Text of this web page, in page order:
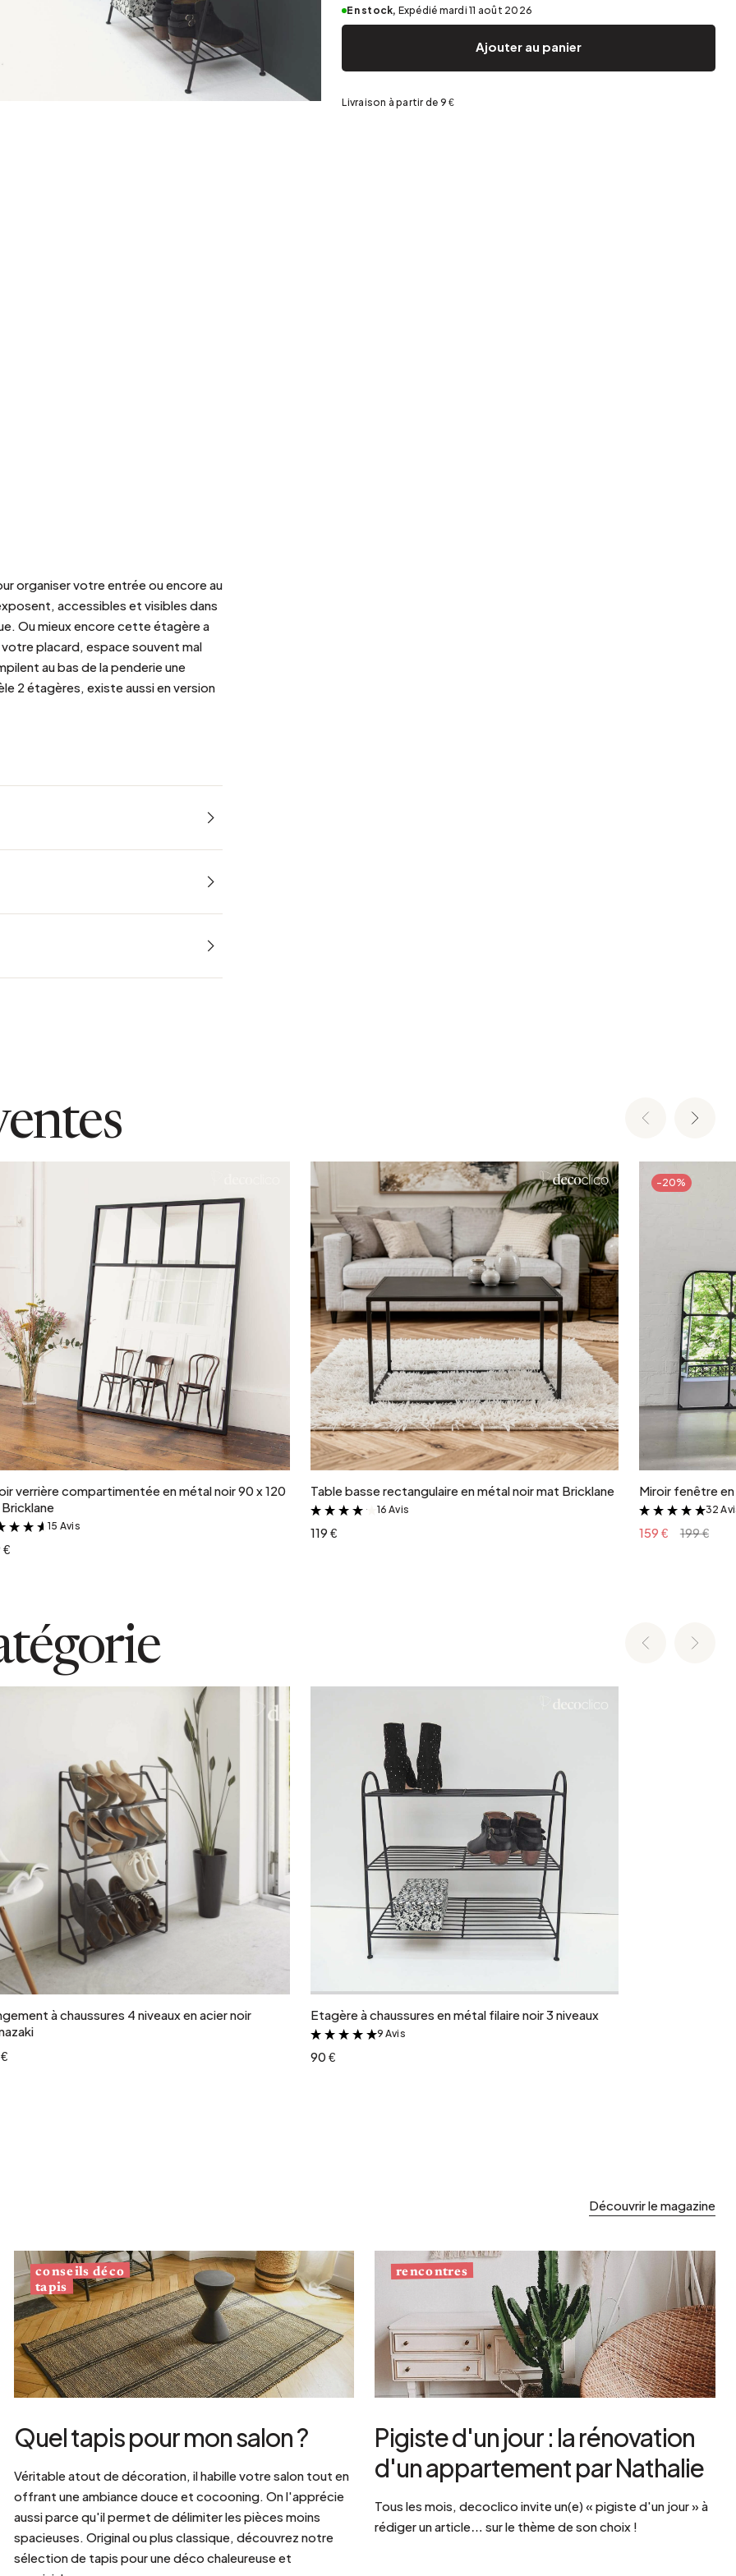
Jardin et terrasse
Argenté
Rangement de printemps
En stock, Expédié mardi 11 août 2026
Ajouter au panier
Livraison à partir de 9 €
organiser votre entrée ou encore au
accessibles et visibles dans
Ou mieux encore cette étagère a
placard, espace souvent mal
au bas de la penderie une
2 étagères, existe aussi en version
Ajouter au panier
verrière compartimentée en métal noir 90 x 120
&
15 Avis
€
Ajouter au panier
Table basse rectangulaire en métal noir mat Bricklane
&
16 Avis
119 €
-20%
Miroir fenêtre
&
32
159 € 199 €
Ajouter au panier
à chaussures 4 niveaux en acier noir
Etagère à chaussures en métal filaire noir 3 niveaux
&
9 Avis
90 €
Découvrir le magazine
conseils déco
tapis
Quel tapis pour mon salon ?
Véritable atout de décoration, il habille votre salon tout en
offrant une ambiance douce et cocooning. On l'apprécie
aussi parce qu'il permet de délimiter les pièces moins
spacieuses. Original ou plus classique, découvrez notre
sélection de tapis pour une déco chaleureuse et
rencontres
Pigiste d'un jour : la rénovation
d'un appartement par Nathalie
Tous les mois, decoclico invite un(e) « pigiste d'un jour » à
rédiger un article… sur le thème de son choix !